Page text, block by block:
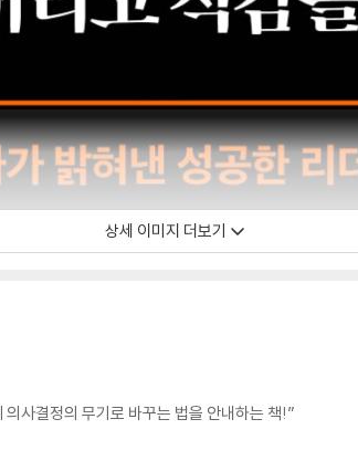
상세 이미지 더보기
사결정의 무기로 바꾸는 법을 안내하는 책!”